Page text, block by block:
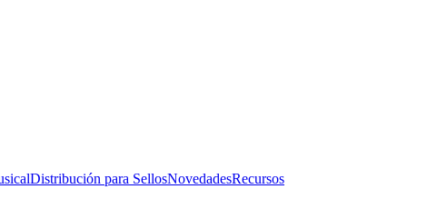
Distribución para SellosNovedadesRecursos